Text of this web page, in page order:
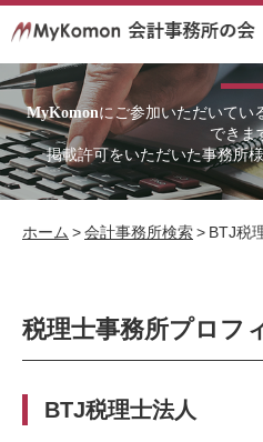
MyKomonにご参加いただいてい
できま
掲載許可をいただいた事務所
ホーム >会計事務所検索> BTJ税
税理士事務所プロフ
BTJ税理士法人